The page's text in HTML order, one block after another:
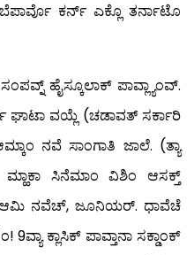
ಕರ್ನ್ ಎಕ್ಲೊ ತರ್ನಾಟೊ
ಹೈಸ್ಕೂಲಾಕ್ ಪಾವ್ಲ್ಯಾಂವ್.
ವಯ್ಲೆ (ಚಡಾವತ್ ಸರ್ಕಾರಿ
ನವೆ ಸಾಂಗಾತಿ ಜಾಲೆ. (ತ್ಯಾ
ಸಿನೆಮಾಂ ವಿಶಿಂ ಆಸಕ್ತ್
ಆಮಿ ನವೆಚ್, ಜೂನಿಯರ್. ಧಾವೆಚೆ
9ವ್ಯಾ ಕ್ಲಾಸಿಕ್ ಪಾವ್ತಾನಾ ಸಕ್ಡಾಂಕ್